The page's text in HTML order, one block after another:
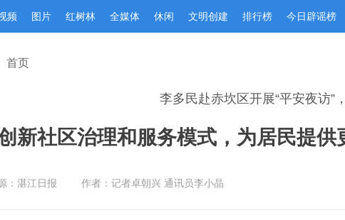
频 图片 红树林 全媒体 休闲 文明创建 排行榜 今日辟谣榜
首页
李多民赴赤坎区开展“平安夜访”
新社区治理和服务模式，为居民提
：湛江日报 作者：记者卓朝兴 通讯员李小晶